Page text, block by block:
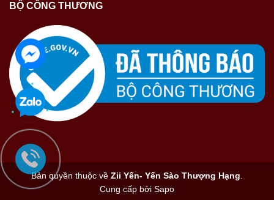
BỘ CÔNG THƯƠNG
Bản quyền thuộc về Zii Yến- Yến Sào Thượng Hạng
Cung cấp bởi Sapo